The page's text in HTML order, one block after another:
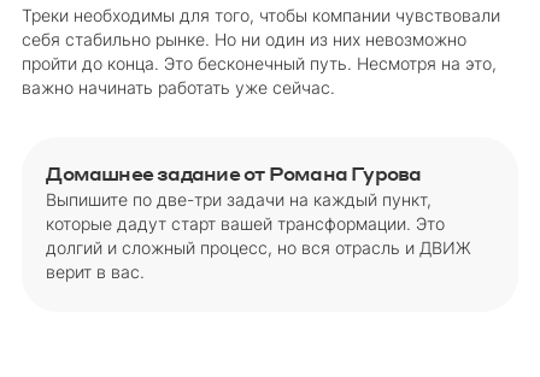
Треки необходимы для того, чтобы компании чувствовали
себя стабильно рынке. Но ни один из них невозможно
пройти до конца. Это бесконечный путь. Несмотря на это,
важно начинать работать уже сейчас.
Домашнее задание от Романа Гурова
Выпишите по две-три задачи на каждый пункт,
которые дадут старт вашей трансформации. Это
долгий и сложный процесс, но вся отрасль и ДВИЖ
верит в вас.